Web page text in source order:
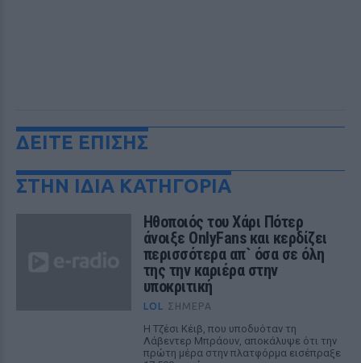
ΔΕΙΤΕ ΕΠΙΣΗΣ
ΣΤΗΝ ΙΔΙΑ ΚΑΤΗΓΟΡΙΑ
Ηθοποιός του Χάρι Πότερ
άνοιξε OnlyFans και κερδίζει
περισσότερα απ` όσα σε όλη
της την καριέρα στην
υποκριτική
LOL ΣΉΜΕΡΑ
Η Τζέσι Κέιβ, που υποδυόταν τη
Λάβεντερ Μπράουν, αποκάλυψε ότι την
πρώτη μέρα στην πλατφόρμα εισέπραξε